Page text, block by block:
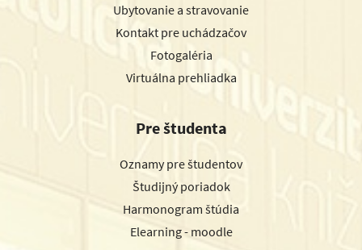
Ubytovanie a stravovanie
Kontakt pre uchádzačov
Fotogaléria
Virtuálna prehliadka
Pre študenta
Oznamy pre študentov
Študijný poriadok
Harmonogram štúdia
Elearning - moodle